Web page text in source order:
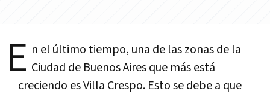
E n el último tiempo, una de las zonas de la
Ciudad de Buenos Aires que más está
creciendo es Villa Crespo. Esto se debe a que